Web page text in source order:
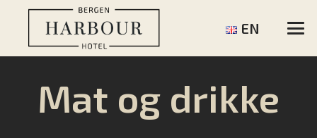
EN
Mat og drikke